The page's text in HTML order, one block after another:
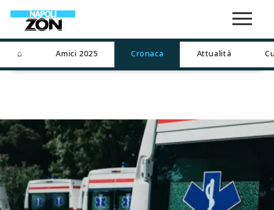
⌂ Amici 2025 Cronaca Attualità